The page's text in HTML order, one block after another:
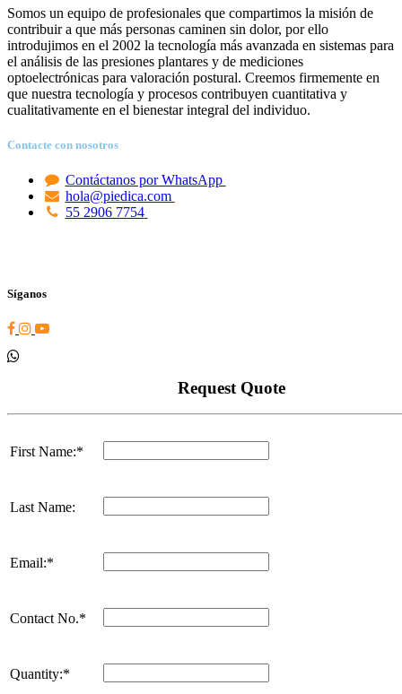
Somos un equipo de profesionales que compartimos la misión de
contribuir a que más personas caminen sin dolor, por ello
introdujimos en el 2002 la tecnología más avanzada en sistemas para
el análisis de las presiones plantares y de mediciones
optoelectrónicas para valoración postural. Creemos firmemente en
que nuestra tecnología y procesos contribuyen cuantitativa y
cualitativamente en el bienestar integral del individuo.
Contacte con nosotros
Contáctanos por WhatsApp
hola@piedica.com
55 2906 7754
Síganos
Request Quote
First Name:*
Last Name:
Email:*
Contact No.*
Quantity:*